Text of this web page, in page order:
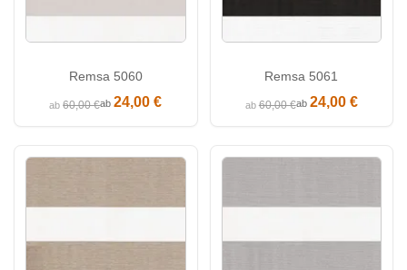
Remsa 5060
ab60,00 €ab24,00 €
Remsa 5061
ab60,00 €ab 24,00 €